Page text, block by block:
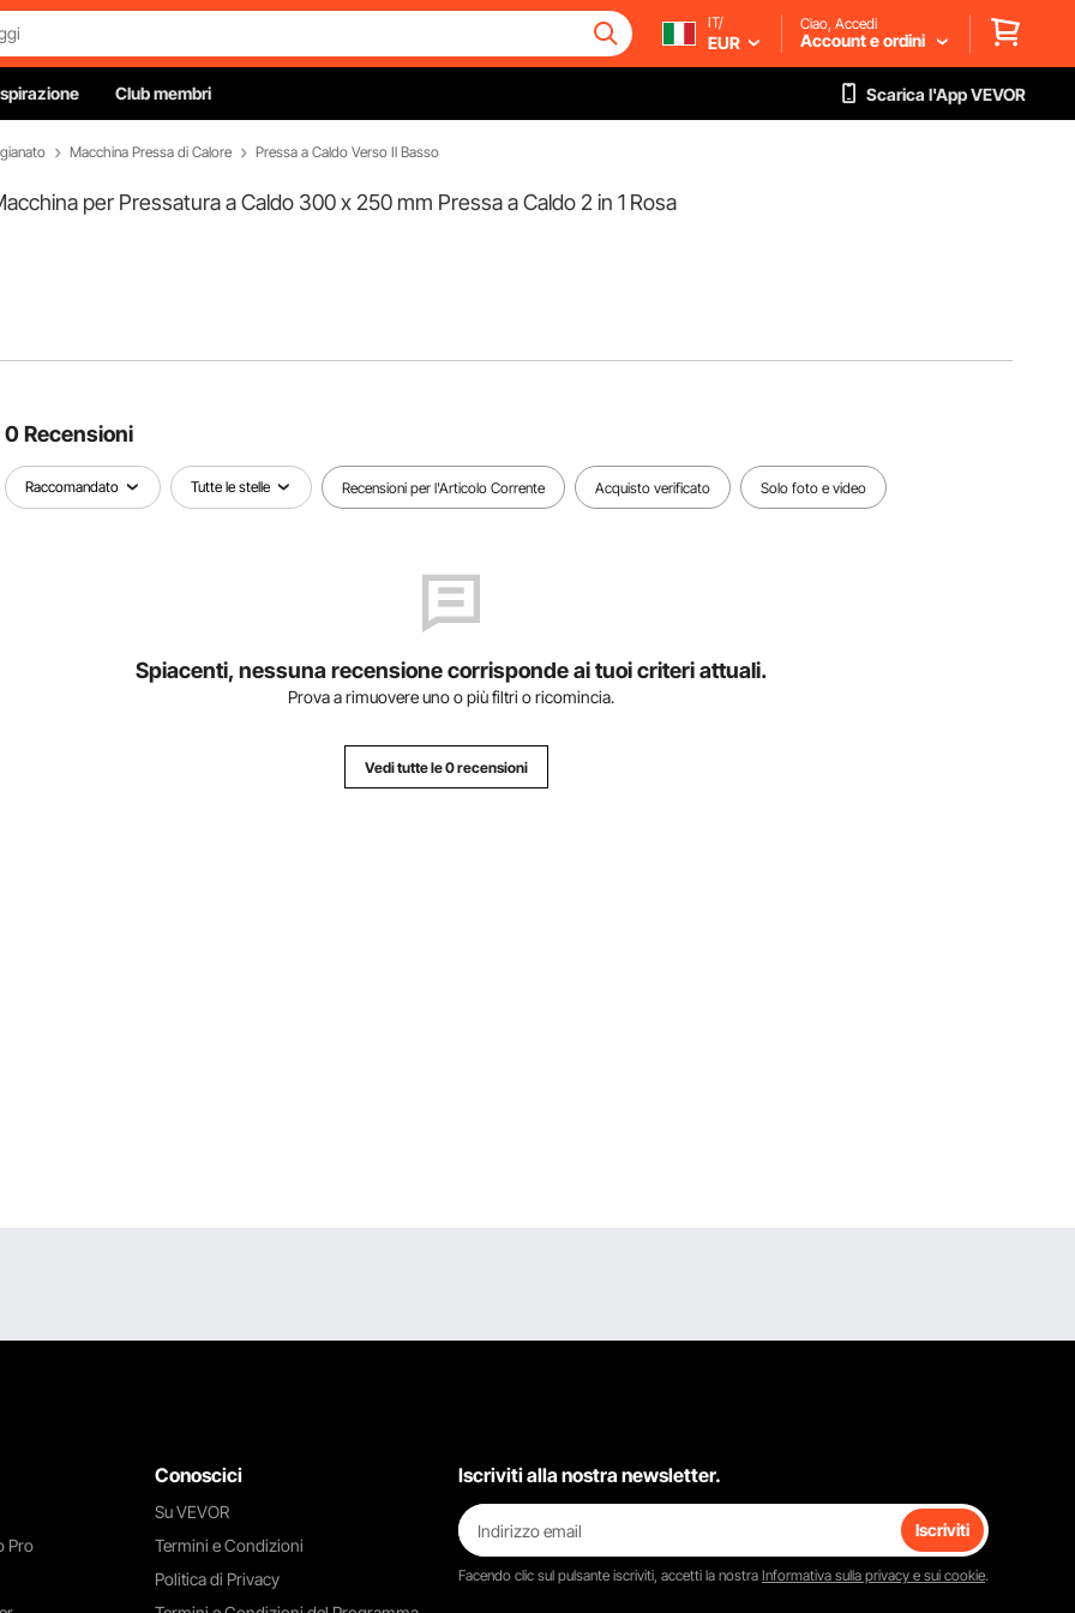
IT/
EUR
Ciao, Accedi
Account e ordini
Club membri Scarica l'App VEVOR
Macchina Pressa di Calore Pressa a Caldo Verso Il Basso
per Pressatura a Caldo 300 x 250 mm Pressa a Caldo 2 in 1 Rosa
0 Recensioni
Raccomandato Tutte le stelle Recensioni per l'Articolo Corrente Acquisto verificato Solo foto e video
Spiacenti, nessuna recensione corrisponde ai tuoi criteri attuali.
Prova a rimuovere uno o più filtri o ricomincia.
Vedi tutte le 0 recensioni
Pro
Conoscici
Su VEVOR
Termini e Condizioni
Politica di Privacy
Iscriviti alla nostra newsletter.
Iscriviti
Facendo clic sul pulsante iscriviti, accetti la nostra Informativa sulla privacy e sui cookie.